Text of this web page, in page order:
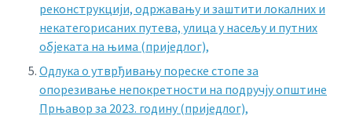
реконструкцији, одржавању и заштити локалних и
некатегорисаних путева, улица у насељу и путних
објеката на њима (приједлог),
Одлука о утврђивању пореске стопе за
опорезивање непокретности на подручју општине
Прњавор за 2023. годину (приједлог),